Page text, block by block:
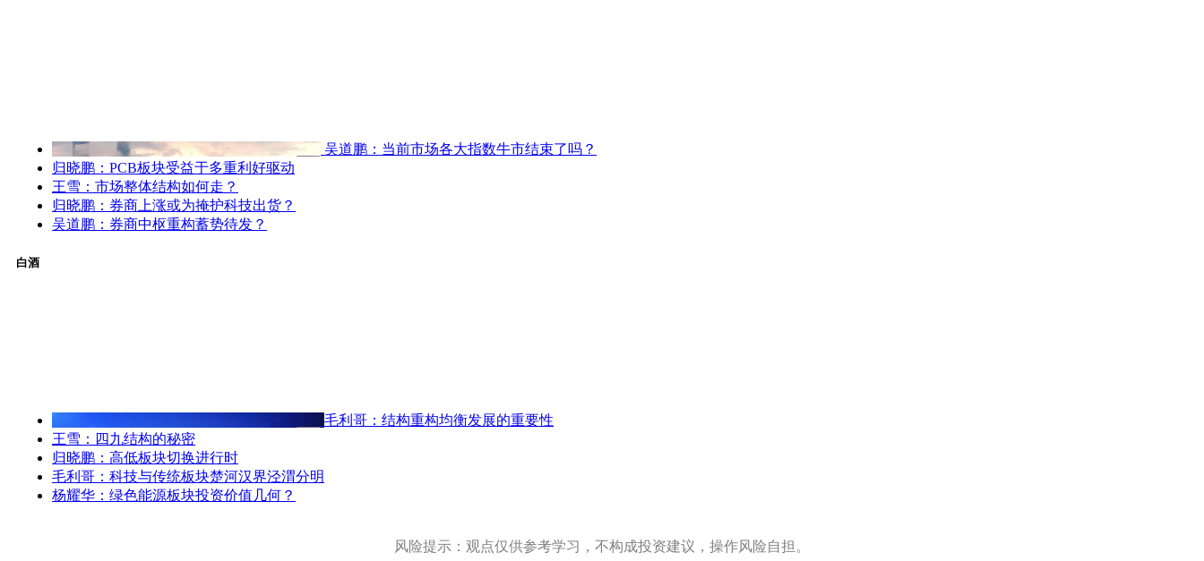
吴道鹏：当前市场各大指数牛市结束了吗？
归晓鹏：PCB板块受益于多重利好驱动
王雪：市场整体结构如何走？
归晓鹏：券商上涨或为掩护科技出货？
吴道鹏：券商中枢重构蓄势待发？
白酒
毛利哥：结构重构均衡发展的重要性
王雪：四九结构的秘密
归晓鹏：高低板块切换进行时
毛利哥：科技与传统板块楚河汉界泾渭分明
杨耀华：绿色能源板块投资价值几何？
风险提示：观点仅供参考学习，不构成投资建议，操作风险自担。